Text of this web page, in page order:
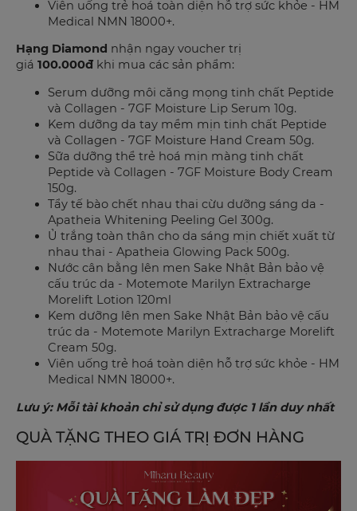
Viên uống trẻ hoá toàn diện hỗ trợ sức khỏe - HM
Medical NMN 18000+.
Hạng Diamond nhận ngay voucher trị
giá 100.000đ khi mua các sản phẩm:
Serum dưỡng môi căng mọng tinh chất Peptide
và Collagen - 7GF Moisture Lip Serum 10g.
Kem dưỡng da tay mềm mịn tinh chất Peptide
và Collagen - 7GF Moisture Hand Cream 50g.
Sữa dưỡng thể trẻ hoá mịn màng tinh chất
Peptide và Collagen - 7GF Moisture Body Cream
150g.
Tẩy tế bào chết nhau thai cừu dưỡng sáng da -
Apatheia Whitening Peeling Gel 300g.
Ủ trắng toàn thân cho da sáng mịn chiết xuất từ
nhau thai - Apatheia Glowing Pack 500g.
Nước cân bằng lên men Sake Nhật Bản bảo vệ
cấu trúc da - Motemote Marilyn Extracharge
Morelift Lotion 120ml
Kem dưỡng lên men Sake Nhật Bản bảo vệ cấu
trúc da - Motemote Marilyn Extracharge Morelift
Cream 50g.
Viên uống trẻ hoá toàn diện hỗ trợ sức khỏe - HM
Medical NMN 18000+.
Lưu ý: Mỗi tài khoản chỉ sử dụng được 1 lần duy nhất
QUÀ TẶNG THEO GIÁ TRỊ ĐƠN HÀNG